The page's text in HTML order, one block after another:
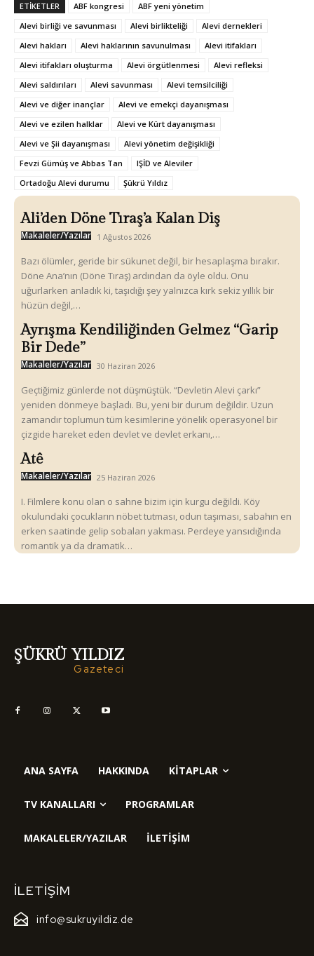
ETIKETLER ABF kongresi
ABF yeni yönetim
Alevi birliği ve savunması
Alevi birlikteliği
Alevi dernekleri
Alevi hakları
Alevi haklarının savunulması
Alevi itifakları
Alevi itifakları oluşturma
Alevi örgütlenmesi
Alevi refleksi
Alevi saldırıları
Alevi savunması
Alevi temsilciliği
Alevi ve diğer inançlar
Alevi ve emekçi dayanışması
Alevi ve ezilen halklar
Alevi ve Kürt dayanışması
Alevi ve Şii dayanışması
Alevi yönetim değişikliği
Fevzi Gümüş ve Abbas Tan
IŞİD ve Aleviler
Ortadoğu Alevi durumu
Şükrü Yıldız
Ali’den Döne Tıraş’a Kalan Diş
Makaleler/Yazılar 1 Ağustos 2026
Bazı ölümler, geride bir sükunet değil, bir hesaplaşma bırakır.
Döne Ana’nın (Döne Tıraş) ardından da öyle oldu. Onu
uğurlarken anladık ki, taşıdığı şey yalnızca kırk sekiz yıllık bir
hüzün değil,…
Ayrışma Kendiliğinden Gelmez “Garip
Bir Dede”
Makaleler/Yazılar 30 Haziran 2026
Geçtiğimiz günlerde not düşmüştük. “Devletin Alevi çarkı”
yeniden dönmeye başladı. Bu, yeni bir durum değildir. Uzun
zamandır toplumun tüm kesimlerine yönelik operasyonel bir
çizgide hareket eden devlet ve devlet erkanı,…
Atê
Makaleler/Yazılar 25 Haziran 2026
I. Filmlere konu olan o sahne bizim için kurgu değildi. Köy
okulundaki çocukların nöbet tutması, odun taşıması, sabahın en
erken saatinde gelip sobaları yakması. Perdeye yansıdığında
romantik ya da dramatik…
ŞÜKRÜ YILDIZ
Gazeteci
ANA SAYFA HAKKINDA KITAPLAR
TV KANALLARI PROGRAMLAR
MAKALELER/YAZILAR İLETIŞIM
İLETIŞIM
info@sukruyildiz.de